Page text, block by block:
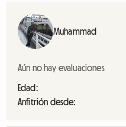
Muhammad
Aún no hay evaluaciones
Edad:
Anfitrión desde: